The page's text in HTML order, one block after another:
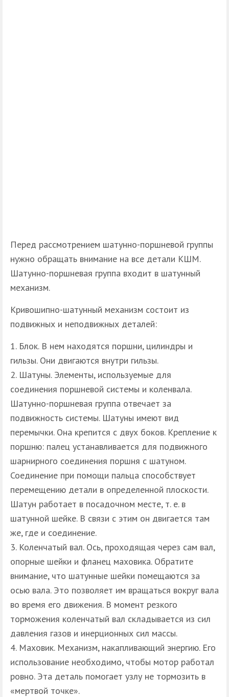
Перед рассмотрением шатунно-поршневой группы
нужно обращать внимание на все детали КШМ.
Шатунно-поршневая группа входит в шатунный
механизм.
Кривошипно-шатунный механизм состоит из
подвижных и неподвижных деталей:
Блок. В нем находятся поршни, цилиндры и
гильзы. Они двигаются внутри гильзы.
Шатуны. Элементы, используемые для
соединения поршневой системы и коленвала.
Шатунно-поршневая группа отвечает за
подвижность системы. Шатуны имеют вид
перемычки. Она крепится с двух боков. Крепление к
поршню: палец устанавливается для подвижного
шарнирного соединения поршня с шатуном.
Соединение при помощи пальца способствует
перемещению детали в определенной плоскости.
Шатун работает в посадочном месте, т. е. в
шатунной шейке. В связи с этим он двигается там
же, где и соединение.
Коленчатый вал. Ось, проходящая через сам вал,
опорные шейки и фланец маховика. Обратите
внимание, что шатунные шейки помещаются за
осью вала. Это позволяет им вращаться вокруг вала
во время его движения. В момент резкого
торможения коленчатый вал складывается из сил
давления газов и инерционных сил массы.
Маховик. Механизм, накапливающий энергию. Его
использование необходимо, чтобы мотор работал
ровно. Эта деталь помогает узлу не тормозить в
«мертвой точке».